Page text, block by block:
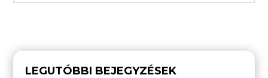
LEGUTÓBBI BEJEGYZÉSEK